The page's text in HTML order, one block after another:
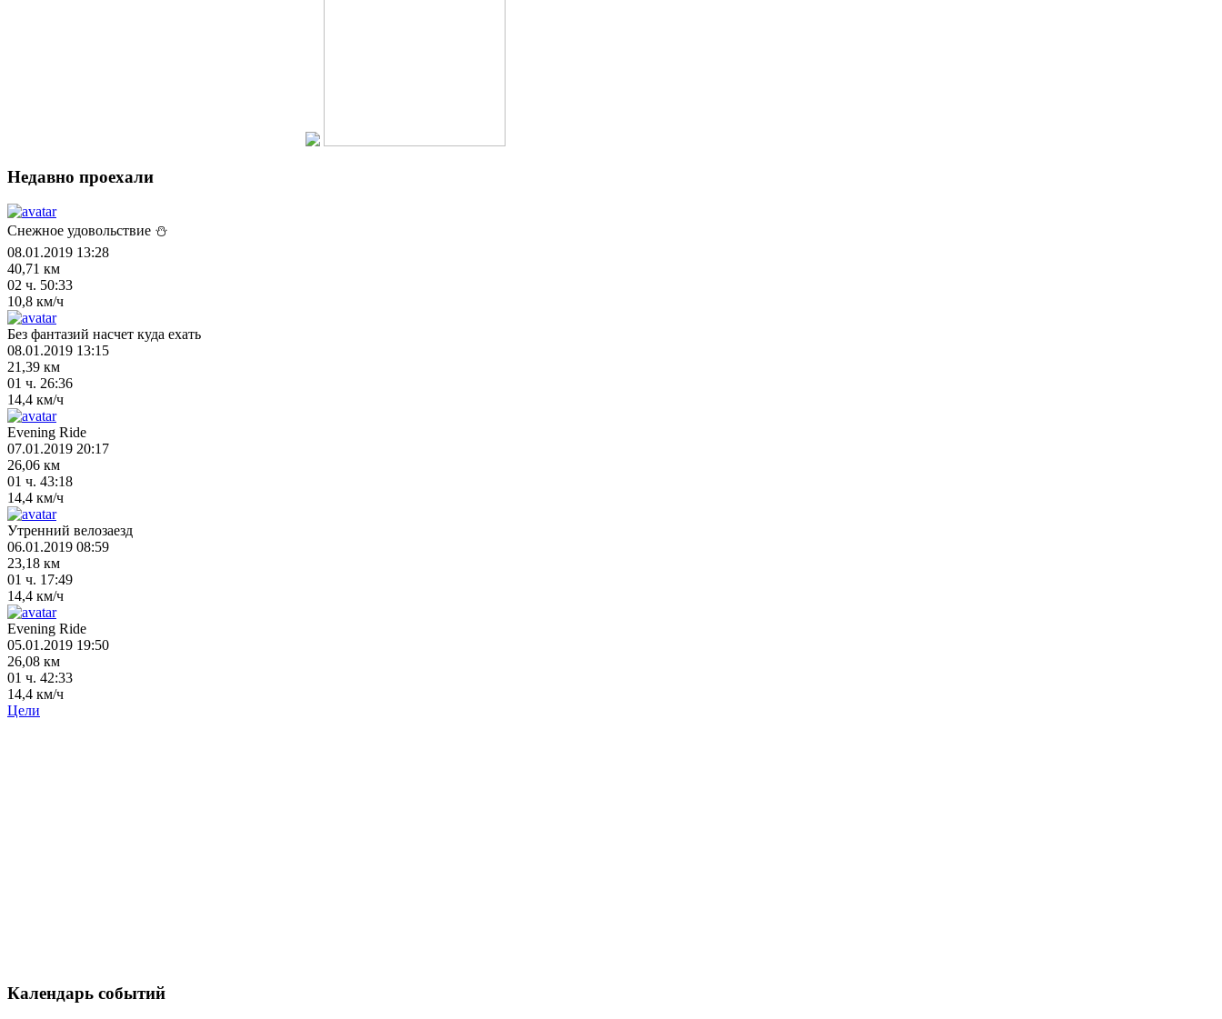
Недавно проехали
Снежное удовольствие ⛄
08.01.2019 13:28
40,71 км
02 ч. 50:33
10,8 км/ч
Без фантазий насчет куда ехать
08.01.2019 13:15
21,39 км
01 ч. 26:36
14,4 км/ч
Evening Ride
07.01.2019 20:17
26,06 км
01 ч. 43:18
14,4 км/ч
Утренний велозаезд
06.01.2019 08:59
23,18 км
01 ч. 17:49
14,4 км/ч
Evening Ride
05.01.2019 19:50
26,08 км
01 ч. 42:33
14,4 км/ч
Цели
Календарь событий